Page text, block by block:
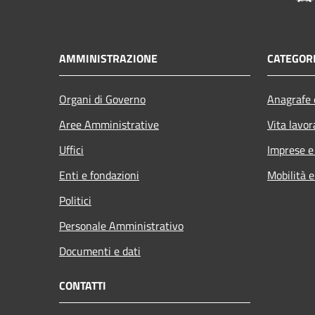
AMMINISTRAZIONE
Organi di Governo
Aree Amministrative
Uffici
Enti e fondazioni
Politici
Personale Amministrativo
Documenti e dati
Vita
Imprese
Mobilità
CONTATTI